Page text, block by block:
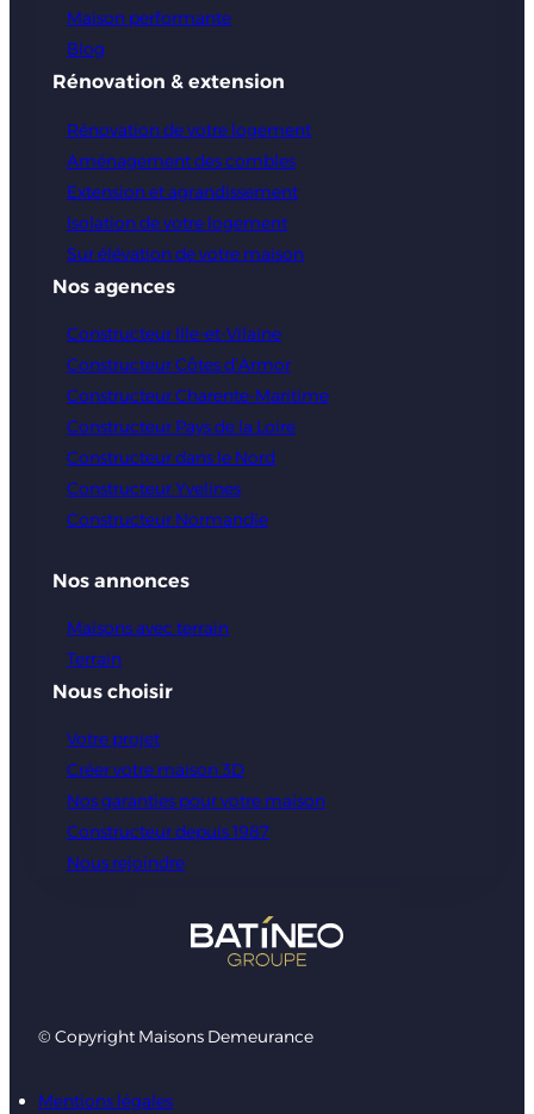
Maison performante
Blog
Rénovation & extension
Rénovation de votre logement
Aménagement des combles
Extension et agrandissement
Isolation de votre logement
Sur élévation de votre maison
Nos agences
Constructeur Ille-et-Vilaine
Constructeur Côtes d’Armor
Constructeur Charente-Maritime
Constructeur Pays de la Loire
Constructeur dans le Nord
Constructeur Yvelines
Constructeur Normandie
Nos annonces
Maisons avec terrain
Terrain
Nous choisir
Votre projet
Créer votre maison 3D
Nos garanties pour votre maison
Constructeur depuis 1987
Nous rejoindre
© Copyright Maisons Demeurance
Mentions légales